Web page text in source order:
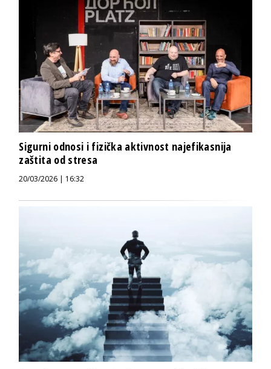
Sigurni odnosi i fizička aktivnost najefikasnija
zaštita od stresa
20/03/2026 | 16:32